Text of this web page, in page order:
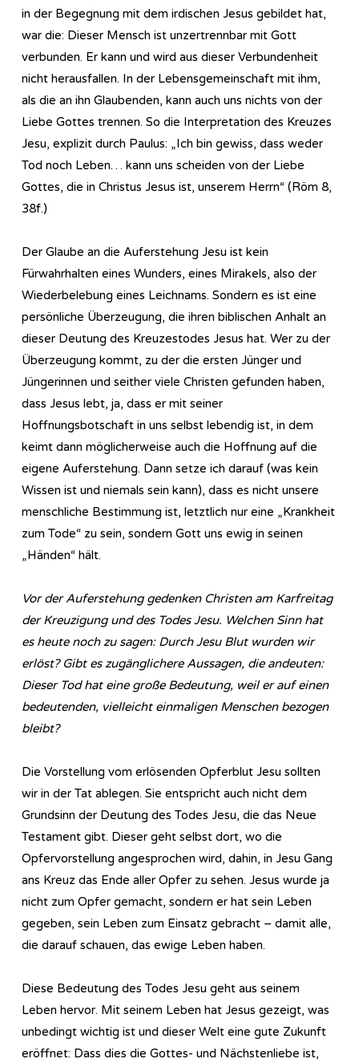
in der Begegnung mit dem irdischen Jesus gebildet hat,
war die: Dieser Mensch ist unzertrennbar mit Gott
verbunden. Er kann und wird aus dieser Verbundenheit
nicht herausfallen. In der Lebensgemeinschaft mit ihm,
als die an ihn Glaubenden, kann auch uns nichts von der
Liebe Gottes trennen. So die Interpretation des Kreuzes
Jesu, explizit durch Paulus: „Ich bin gewiss, dass weder
Tod noch Leben… kann uns scheiden von der Liebe
Gottes, die in Christus Jesus ist, unserem Herrn“ (Röm 8,
38f.)
Der Glaube an die Auferstehung Jesu ist kein
Fürwahrhalten eines Wunders, eines Mirakels, also der
Wiederbelebung eines Leichnams. Sondern es ist eine
persönliche Überzeugung, die ihren biblischen Anhalt an
dieser Deutung des Kreuzestodes Jesus hat. Wer zu der
Überzeugung kommt, zu der die ersten Jünger und
Jüngerinnen und seither viele Christen gefunden haben,
dass Jesus lebt, ja, dass er mit seiner
Hoffnungsbotschaft in uns selbst lebendig ist, in dem
keimt dann möglicherweise auch die Hoffnung auf die
eigene Auferstehung. Dann setze ich darauf (was kein
Wissen ist und niemals sein kann), dass es nicht unsere
menschliche Bestimmung ist, letztlich nur eine „Krankheit
zum Tode“ zu sein, sondern Gott uns ewig in seinen
„Händen“ hält.
Vor der Auferstehung gedenken Christen am Karfreitag
der Kreuzigung und des Todes Jesu. Welchen Sinn hat
es heute noch zu sagen: Durch Jesu Blut wurden wir
erlöst? Gibt es zugänglichere Aussagen, die andeuten:
Dieser Tod hat eine große Bedeutung, weil er auf einen
bedeutenden, vielleicht einmaligen Menschen bezogen
bleibt?
Die Vorstellung vom erlösenden Opferblut Jesu sollten
wir in der Tat ablegen. Sie entspricht auch nicht dem
Grundsinn der Deutung des Todes Jesu, die das Neue
Testament gibt. Dieser geht selbst dort, wo die
Opfervorstellung angesprochen wird, dahin, in Jesu Gang
ans Kreuz das Ende aller Opfer zu sehen. Jesus wurde ja
nicht zum Opfer gemacht, sondern er hat sein Leben
gegeben, sein Leben zum Einsatz gebracht – damit alle,
die darauf schauen, das ewige Leben haben.
Diese Bedeutung des Todes Jesu geht aus seinem
Leben hervor. Mit seinem Leben hat Jesus gezeigt, was
unbedingt wichtig ist und dieser Welt eine gute Zukunft
eröffnet: Dass dies die Gottes- und Nächstenliebe ist,